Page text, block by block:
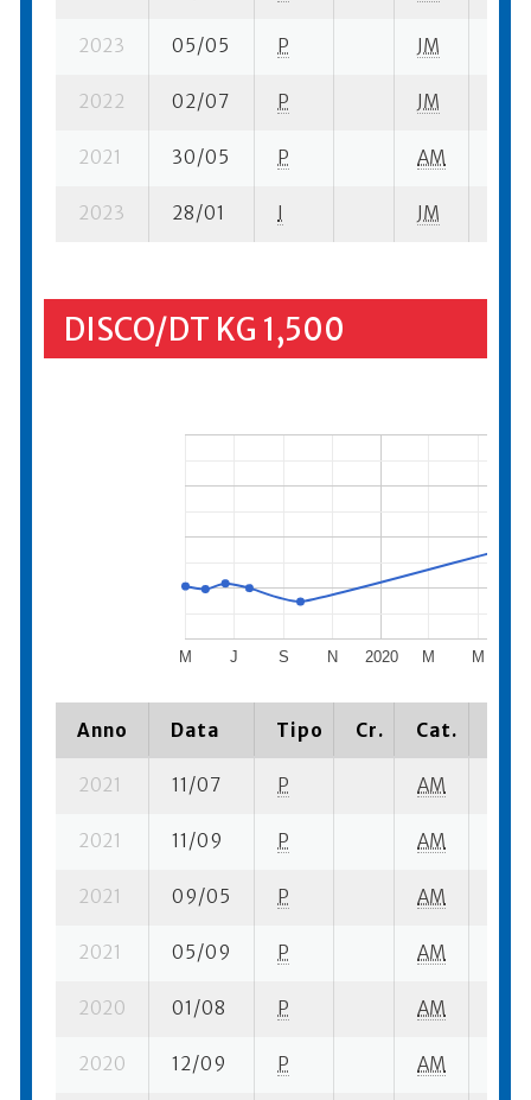
2023 05/05 P JM
2022 02/07 P JM
2021 30/05 P AM
2023 28/01 I JM
DISCO/DT KG 1,500
2020
M J S N M M
Anno Data Tipo Cr. Cat.
2021 11/07 P AM
2021 11/09 P AM
2021 09/05 P AM
2021 05/09 P AM
2020 01/08 P AM
2020 12/09 P AM